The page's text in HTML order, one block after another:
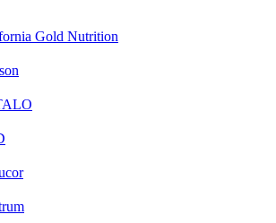
Gold Nutrition